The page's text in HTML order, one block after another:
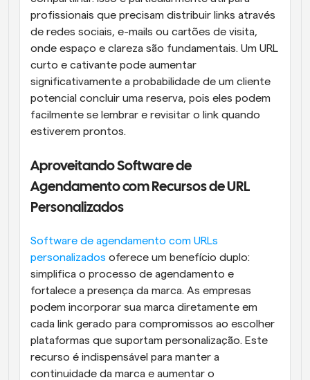
profissionais que precisam distribuir links através
de redes sociais, e-mails ou cartões de visita,
onde espaço e clareza são fundamentais. Um URL
curto e cativante pode aumentar
significativamente a probabilidade de um cliente
potencial concluir uma reserva, pois eles podem
facilmente se lembrar e revisitar o link quando
estiverem prontos.
Aproveitando Software de
Agendamento com Recursos de URL
Personalizados
Software de agendamento com URLs
personalizados oferece um benefício duplo:
simplifica o processo de agendamento e
fortalece a presença da marca. As empresas
podem incorporar sua marca diretamente em
cada link gerado para compromissos ao escolher
plataformas que suportam personalização. Este
recurso é indispensável para manter a
continuidade da marca e aumentar o